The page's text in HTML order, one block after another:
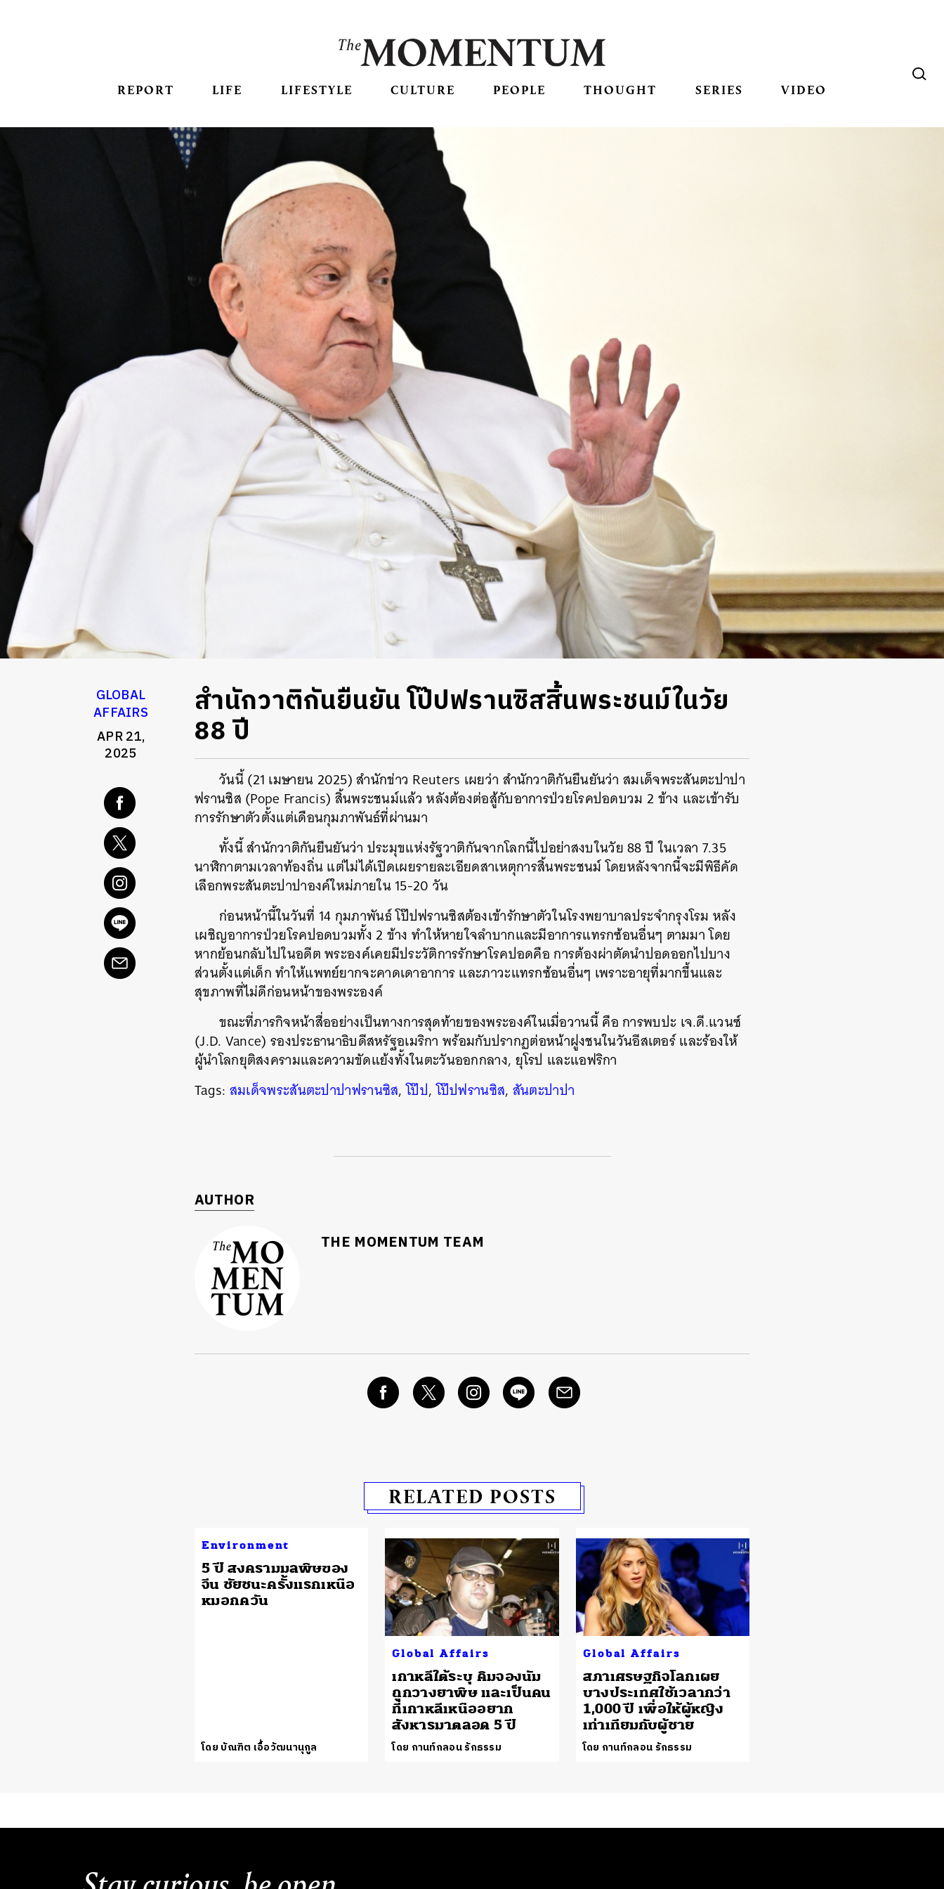
REPORT LIFE LIFESTYLE CULTURE PEOPLE THOUGHT SERIES VIDEO
GLOBAL
AFFAIRS
APR 21,
2025
สำนักวาติกันยืนยัน โป๊ปฟรานซิสสิ้นพระชนม์ในวัย
88 ปี
วันนี้ (21 เมษายน 2025) สำนักข่าว Reuters เผยว่า สำนักวาติกันยืนยันว่า สมเด็จพระสันตะปาปา
ฟรานซิส (Pope Francis) สิ้นพระชนม์แล้ว หลังต้องต่อสู้กับอาการป่วยโรคปอดบวม 2 ข้าง และเข้ารับ
การรักษาตัวตั้งแต่เดือนกุมภาพันธ์ที่ผ่านมา
ทั้งนี้ สำนักวาติกันยืนยันว่า ประมุขแห่งรัฐวาติกันจากโลกนี้ไปอย่าสงบในวัย 88 ปี ในเวลา 7.35
นาฬิกาตามเวลาท้องถิ่น แต่ไม่ได้เปิดเผยรายละเอียดสาเหตุการสิ้นพระชนม์ โดยหลังจากนี้จะมีพิธีคัด
เลือกพระสันตะปาปาองค์ใหม่ภายใน 15-20 วัน
ก่อนหน้านี้ในวันที่ 14 กุมภาพันธ์ โป๊ปฟรานซิสต้องเข้ารักษาตัวในโรงพยาบาลประจำกรุงโรม หลัง
เผชิญอาการป่วยโรคปอดบวมทั้ง 2 ข้าง ทำให้หายใจลำบากและมีอาการแทรกซ้อนอื่นๆ ตามมา โดย
หากย้อนกลับไปในอดีต พระองค์เคยมีประวัติการรักษาโรคปอดคือ การต้องผ่าตัดนำปอดออกไปบาง
ส่วนตั้งแต่เด็ก ทำให้แพทย์ยากจะคาดเดาอาการ และภาวะแทรกซ้อนอื่นๆ เพราะอายุที่มากขึ้นและ
สุขภาพที่ไม่ดีก่อนหน้าของพระองค์
ขณะที่ภารกิจหน้าสื่ออย่างเป็นทางการสุดท้ายของพระองค์ในเมื่อวานนี้ คือ การพบปะ เจ.ดี.แวนซ์
(J.D. Vance) รองประธานาธิบดีสหรัฐอเมริกา พร้อมกับปรากฏต่อหน้าฝูงชนในวันอีสเตอร์ และร้องให้
ผู้นำโลกยุติสงครามและความขัดแย้งทั้งในตะวันออกกลาง, ยุโรป และแอฟริกา
Tags: สมเด็จพระสันตะปาปาฟรานซิส,โป๊ป,โป๊ปฟรานซิส, สันตะปาปา
AUTHOR
THE MOMENTUM TEAM
RELATED POSTS
Environment
5 ปี สงครามมลพิษของ
จีน ชัยชนะครั้งแรกเหนือ
หมอกควัน
โดย บัณฑิต เอื้อวัฒนานุกูล
Global Affairs
เกาหลีใต้ระบุ คิมจองนัม
ถูกวางยาพิษ และเป็นคน
ที่เกาหลีเหนืออยาก
สังหารมาตลอด 5 ปี
โดย กานท์กลอน รักธรรม
Global Affairs
สภาเศรษฐกิจโลกเผย
บางประเทศใช้เวลากว่า
1,000 ปี เพื่อให้ผู้หญิง
เท่าเทียมกับผู้ชาย
โดย กานท์กลอน รักธรรม
ค้นหา